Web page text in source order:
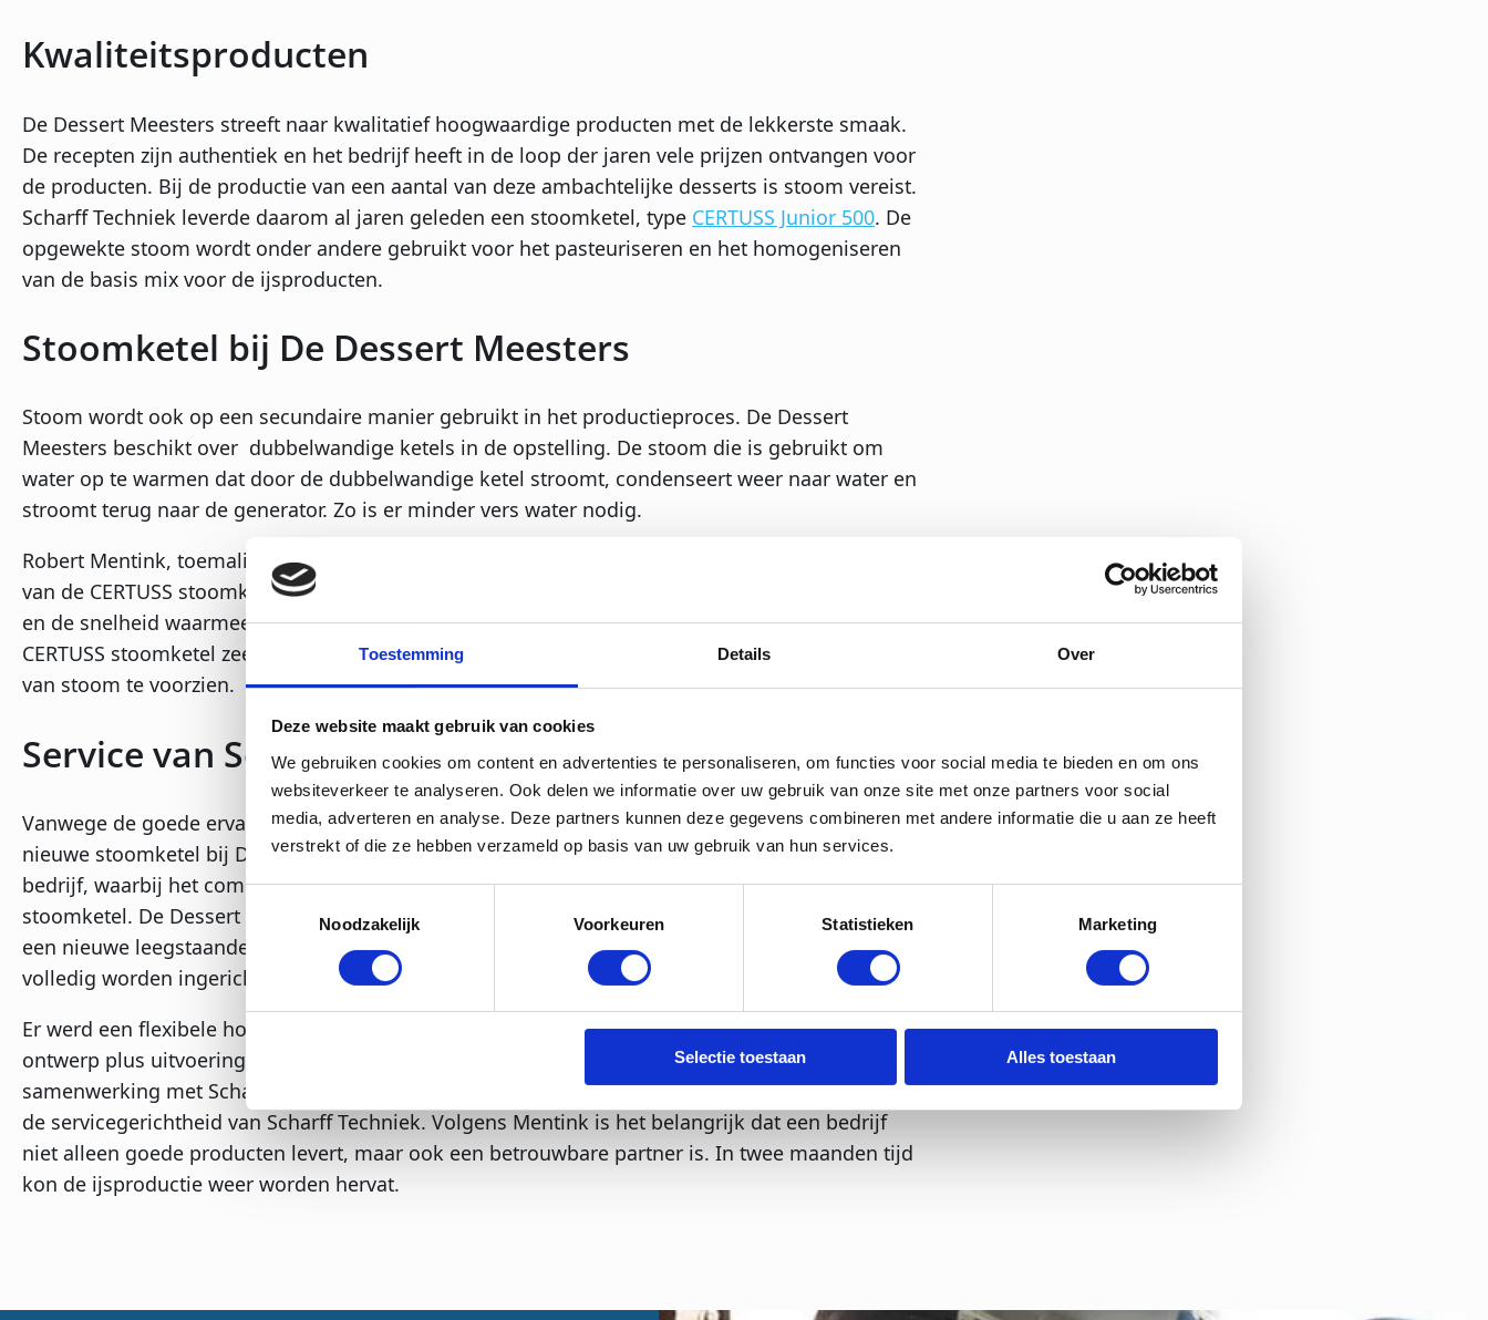
Toestemming Details Over
Deze website maakt gebruik van cookies
We gebruiken cookies om content en advertenties te personaliseren, om functies voor social media te bieden en om ons
websiteverkeer te analyseren. Ook delen we informatie over uw gebruik van onze site met onze partners voor social
media, adverteren en analyse. Deze partners kunnen deze gegevens combineren met andere informatie die u aan ze heeft
verstrekt of die ze hebben verzameld op basis van uw gebruik van hun services.
Noodzakelijk
Voorkeuren Statistieken Marketing
Selectie toestaan Alles toestaan
Kwaliteitsproducten
De Dessert Meesters streeft naar kwalitatief hoogwaardige producten met de lekkerste smaak.
De recepten zijn authentiek en het bedrijf heeft in de loop der jaren vele prijzen ontvangen voor
de producten. Bij de productie van een aantal van deze ambachtelijke desserts is stoom vereist.
Scharff Techniek leverde daarom al jaren geleden een stoomketel, type CERTUSS Junior 500. De
opgewekte stoom wordt onder andere gebruikt voor het pasteuriseren en het homogeniseren
van de basis mix voor de ijsproducten.
Stoomketel bij De Dessert Meesters
Stoom wordt ook op een secundaire manier gebruikt in het productieproces. De Dessert
Meesters beschikt over dubbelwandige ketels in de opstelling. De stoom die is gebruikt om
water op te warmen dat door de dubbelwandige ketel stroomt, condenseert weer naar water en
stroomt terug naar de generator. Zo is er minder vers water nodig.
Robert Mentink, toemalig manager technische dienst bij het bedrijf, ervaart meer voordelen
van de CERTUSS stoomketel. Hij prijst de gemakkelijke bedienbaarheid, het compacte formaat
en de snelheid waarmee de stoomketel het water op temperatuur brengt. Al met al is de
CERTUSS stoomketel zeer geschikt om de ijsproductie tussen 6:00 uur en 23:00 uur doorlopend
van stoom te voorzien.
Service van Scharff
Vanwege de goede ervaringen met Scharff Techniek in het verleden, leverde wij in 2016 een
nieuwe stoomketel bij De Dessert Meesters, typeCERTUSS Universal 600 TC. De brand bij het
bedrijf, waarbij het complete bedrijfspand werd verwoest, was de aanleiding voor de nieuwe
stoomketel. De Dessert Meesters schakelde snel na de brand. Binnen enkele weken werd er
een nieuwe leegstaande locatie gevonden in Oldenzaal. Het nieuwe bedrijfspand moest nog
volledig worden ingericht om productie mogelijk te maken.
Er werd een flexibele houding gevraagd van de samenwerkingspartners om het nieuwe
ontwerp plus uitvoering snel te kunnen realiseren. Robert Mentink kijkt positief terug op de
samenwerking met Scharff Techniek. In zijn woorden werd het bedrijf volledig ontzorgd door
de servicegerichtheid van Scharff Techniek. Volgens Mentink is het belangrijk dat een bedrijf
niet alleen goede producten levert, maar ook een betrouwbare partner is. In twee maanden tijd
kon de ijsproductie weer worden hervat.